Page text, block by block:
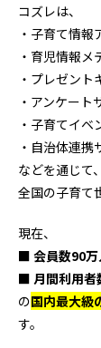
コズレは、
・子育て情報
・育児情報メ
・プレゼント
・アンケート
・子育てイベ
・自治体連携
などを通じて、
全国の子育て
現在、
■ 会員数90万
■ 月間利用者
の国内最大級
す。